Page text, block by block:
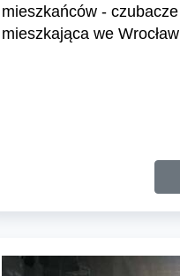
mieszkańców - czubacze
mieszkająca we